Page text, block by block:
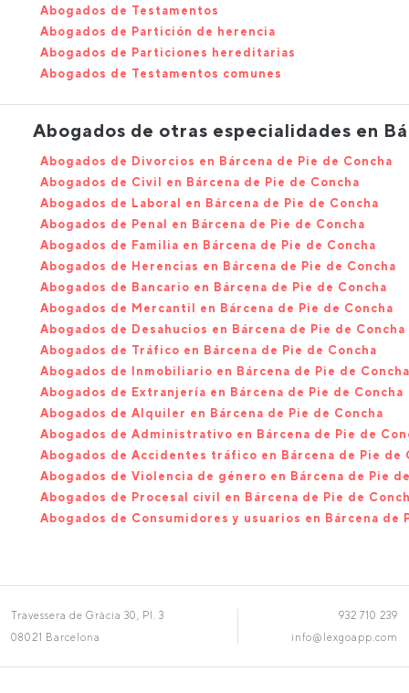
Abogados de Testamentos
Abogados de Partición de herencia
Abogados de Particiones hereditarias
Abogados de Testamentos comunes
Abogados de otras especialidades en
Abogados de Divorcios en Bárcena de Pie de Concha
Abogados de Civil en Bárcena de Pie de Concha
Abogados de Laboral en Bárcena de Pie de Concha
Abogados de Penal en Bárcena de Pie de Concha
Abogados de Familia en Bárcena de Pie de Concha
Abogados de Herencias en Bárcena de Pie de Concha
Abogados de Bancario en Bárcena de Pie de Concha
Abogados de Mercantil en Bárcena de Pie de Concha
Abogados de Desahucios en Bárcena de Pie de Concha
Abogados de Tráfico en Bárcena de Pie de Concha
Abogados de Inmobiliario en Bárcena de Pie de Concha
Abogados de Extranjería en Bárcena de Pie de Concha
Abogados de Alquiler en Bárcena de Pie de Concha
Abogados de Administrativo en Bárcena de Pie de
Abogados de Accidentes tráfico en Bárcena de Pie de
Abogados de Violencia de género en Bárcena de Pie
Abogados de Procesal civil en Bárcena de Pie de
Abogados de Consumidores y usuarios en Bárcena de
Travessera de Gràcia 30, Pl. 3
08021 Barcelona
932 710 239
info@lexgoapp.com